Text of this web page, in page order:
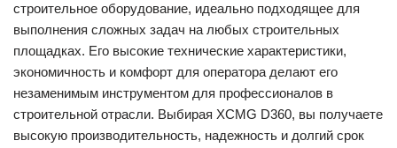
строительное оборудование, идеально подходящее для
выполнения сложных задач на любых строительных
площадках. Его высокие технические характеристики,
экономичность и комфорт для оператора делают его
незаменимым инструментом для профессионалов в
строительной отрасли. Выбирая XCMG D360, вы получаете
высокую производительность, надежность и долгий срок